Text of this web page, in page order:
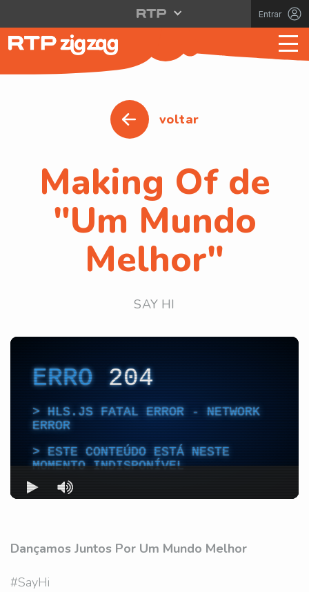
Entrar
voltar
Making Of de
"Um Mundo
Melhor"
SAY HI
Dançamos Juntos Por Um Mundo Melhor
#SayHi